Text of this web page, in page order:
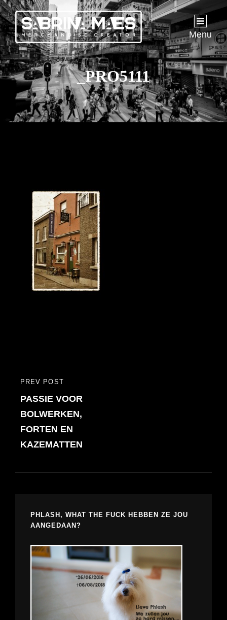
Menu
_PRO5111
Bericht
navigatie
PREVIOUS
POST
PREV POST
PASSIE VOOR
BOLWERKEN,
FORTEN EN
KAZEMATTEN
PHLASH, WHAT THE FUCK HEBBEN ZE JOU
AANGEDAAN?